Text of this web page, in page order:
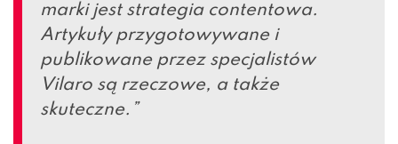
marki jest strategia contentowa.
Artykuły przygotowywane i
publikowane przez specjalistów
Vilaro są rzeczowe, a także
skuteczne.”